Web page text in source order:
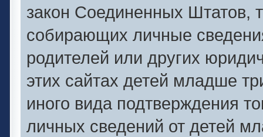
закон Соединенных Штатов,
собирающих личные
родителей или других
этих сайтах детей младше
иного вида подтверждения
личных сведений от детей